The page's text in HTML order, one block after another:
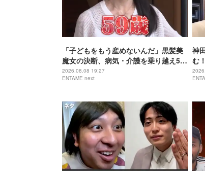
「子どもをもう産めないんだ」黒髪美
魔女の決断、病気・介護を乗り越え56
歳で“おばあちゃん”に
2026.08.08 19:27
ENTAME next
神
む
身